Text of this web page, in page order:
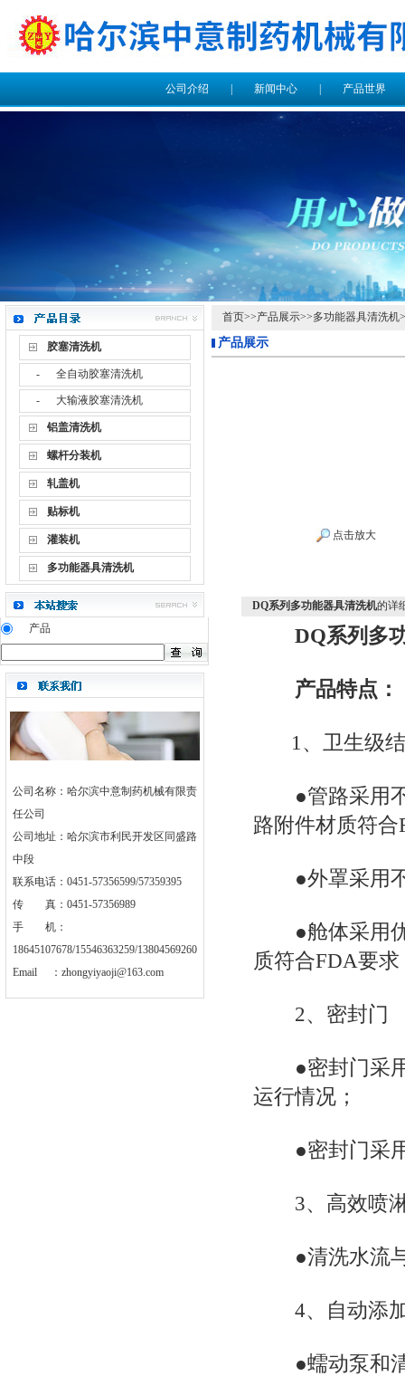
公司介绍 新闻中心 产品世界
胶塞清洗机
- 全自动胶塞清洗机
- 大输液胶塞清洗机
铝盖清洗机
螺杆分装机
轧盖机
贴标机
灌装机
多功能器具清洗机
产品
公司名称：哈尔滨中意制药机械有限责
任公司
公司地址：哈尔滨市利民开发区同盛路
中段
联系电话：0451-57356599/57359395
传 真：0451-57356989
手 机：
18645107678/15546363259/13804569260
Email ： zhongyiyaoji@163.com
首页>>产品展示>>多功能器具清洗机
产品展示
点击放大
DQ系列多功能器具清洗机的详
DQ系列多
产品特点：
1、卫生级结
●管路采用不
路附件材质符
●外罩采用不
●舱体采用优
质符合FDA要求
2、密封门
●密封门采用
运行情况；
●密封门采用
3、高效喷
●清洗水流与
4、自动添加
●蠕动泵和清